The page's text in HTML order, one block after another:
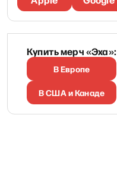
Купить мерч «Эха»:
В Европе
В США и Канаде